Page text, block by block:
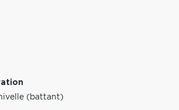
(battant)